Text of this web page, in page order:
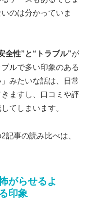
のは分かっていま
全性”と“トラブル”が
ルで多い印象のある
みたいな話は、日常
ますし、口コミや評
てしまいます。
記事の読み比べは、
がらせるよ
印象